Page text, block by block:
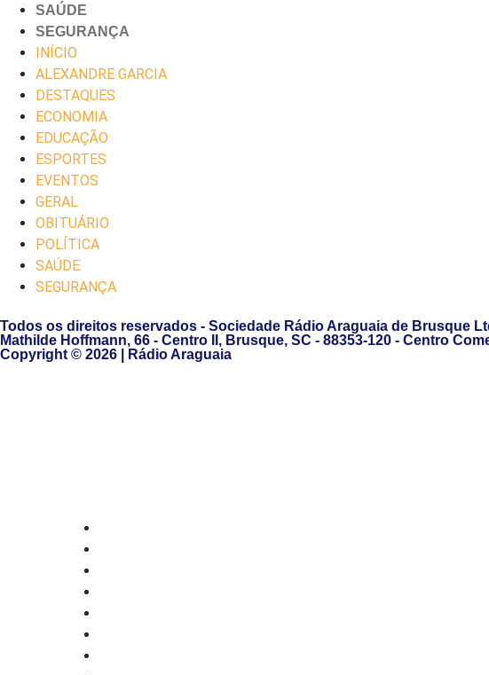
SAÚDE
SEGURANÇA
INÍCIO
ALEXANDRE GARCIA
DESTAQUES
ECONOMIA
EDUCAÇÃO
ESPORTES
EVENTOS
GERAL
OBITUÁRIO
POLÍTICA
SAÚDE
SEGURANÇA
Todos os direitos reservados - Sociedade Rádio Araguaia de Brusque
Mathilde Hoffmann, 66 - Centro II, Brusque, SC - 88353-120 - Centro
Copyright © 2026 | Rádio Araguaia